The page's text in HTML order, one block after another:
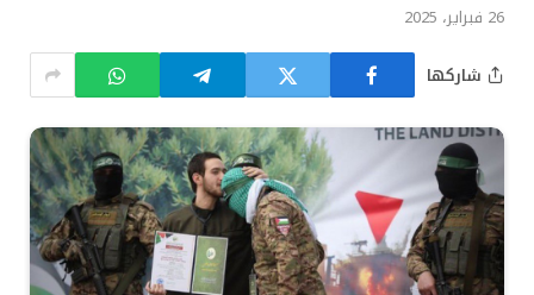
26 فبراير، 2025
شاركها